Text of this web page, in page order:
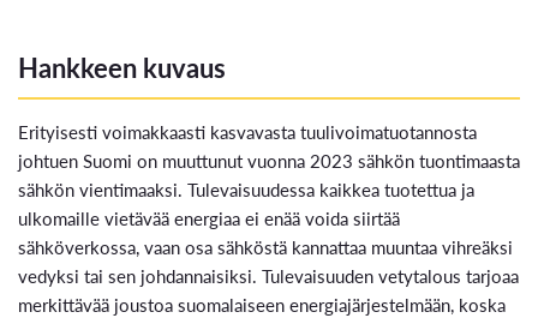
Hankkeen kuvaus
Erityisesti voimakkaasti kasvavasta tuulivoimatuotannosta
johtuen Suomi on muuttunut vuonna 2023 sähkön tuontimaasta
sähkön vientimaaksi. Tulevaisuudessa kaikkea tuotettua ja
ulkomaille vietävää energiaa ei enää voida siirtää
sähköverkossa, vaan osa sähköstä kannattaa muuntaa vihreäksi
vedyksi tai sen johdannaisiksi. Tulevaisuuden vetytalous tarjoaa
merkittävää joustoa suomalaiseen energiajärjestelmään, koska